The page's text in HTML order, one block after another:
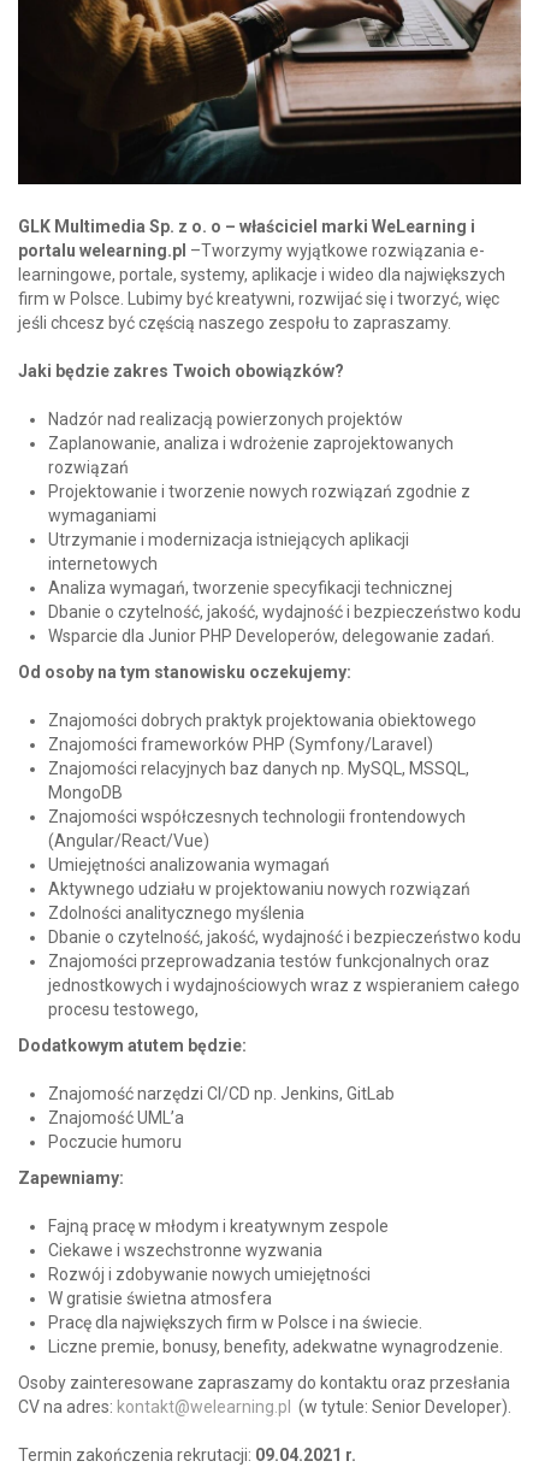
GLK Multimedia Sp. z o. o – właściciel marki WeLearning i
portalu welearning.pl –Tworzymy wyjątkowe rozwiązania e-
learningowe, portale, systemy, aplikacje i wideo dla największych
firm w Polsce. Lubimy być kreatywni, rozwijać się i tworzyć, więc
jeśli chcesz być częścią naszego zespołu to zapraszamy.
Jaki będzie zakres Twoich obowiązków?
Nadzór nad realizacją powierzonych projektów
Zaplanowanie, analiza i wdrożenie zaprojektowanych
rozwiązań
Projektowanie i tworzenie nowych rozwiązań zgodnie z
wymaganiami
Utrzymanie i modernizacja istniejących aplikacji
internetowych
Analiza wymagań, tworzenie specyfikacji technicznej
Dbanie o czytelność, jakość, wydajność i bezpieczeństwo kodu
Wsparcie dla Junior PHP Developerów, delegowanie zadań.
Od osoby na tym stanowisku oczekujemy:
Znajomości dobrych praktyk projektowania obiektowego
Znajomości frameworków PHP (Symfony/Laravel)
Znajomości relacyjnych baz danych np. MySQL, MSSQL,
MongoDB
Znajomości współczesnych technologii frontendowych
(Angular/React/Vue)
Umiejętności analizowania wymagań
Aktywnego udziału w projektowaniu nowych rozwiązań
Zdolności analitycznego myślenia
Dbanie o czytelność, jakość, wydajność i bezpieczeństwo kodu
Znajomości przeprowadzania testów funkcjonalnych oraz
jednostkowych i wydajnościowych wraz z wspieraniem całego
procesu testowego,
Dodatkowym atutem będzie:
Znajomość narzędzi CI/CD np. Jenkins, GitLab
Znajomość UML’a
Poczucie humoru
Zapewniamy:
Fajną pracę w młodym i kreatywnym zespole
Ciekawe i wszechstronne wyzwania
Rozwój i zdobywanie nowych umiejętności
W gratisie świetna atmosfera
Pracę dla największych firm w Polsce i na świecie.
Liczne premie, bonusy, benefity, adekwatne wynagrodzenie.
Osoby zainteresowane zapraszamy do kontaktu oraz przesłania
CV na adres: kontakt@welearning.pl (w tytule: Senior Developer).
Termin zakończenia rekrutacji: 09.04.2021 r.